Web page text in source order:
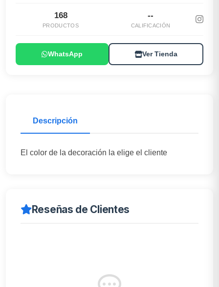
168
PRODUCTOS
--
CALIFICACIÓN
WhatsApp Ver Tienda
Descripción
El color de la decoración la elige el cliente
Reseñas de Clientes